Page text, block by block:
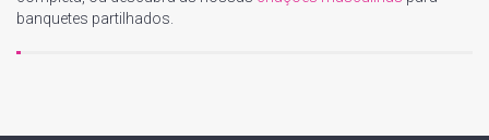
banquetes partilhados.